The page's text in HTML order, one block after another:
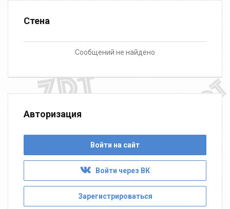
Стена
Сообщений не найдено
Авторизация
Войти на сайт
Войти через ВК
Зарегистрироваться